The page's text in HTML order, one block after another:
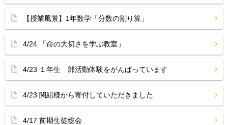
【授業風景】1年数学「分数の割り算」
4/24 「命の大切さを学ぶ教室」
4/23 １年生 部活動体験をがんばっています
4/23 関組様から寄付していただきました
4/17 前期生徒総会